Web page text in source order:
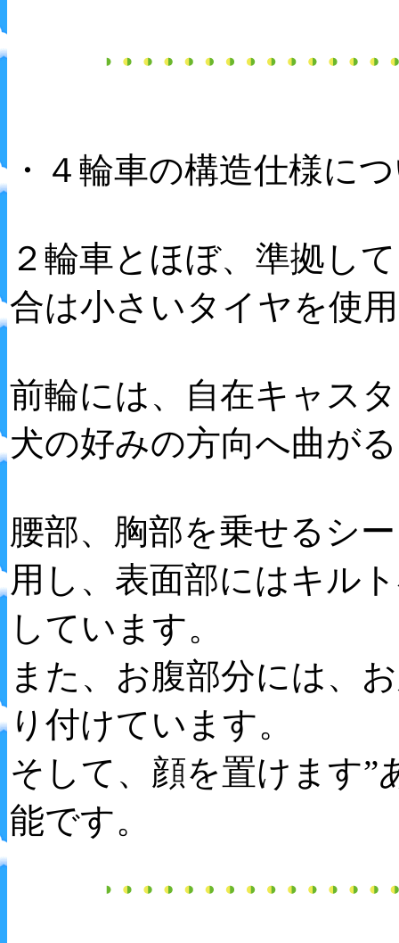
・４輪車の構造仕様に
２輪車とほぼ、準拠し
合は小さいタイヤを使
前輪には、自在キャス
犬の好みの方向へ曲が
腰部、胸部を乗せるシ
用し、表面部にはキル
しています。
また、お腹部分には、
り付けています。
そして、顔を置けます”
能です。